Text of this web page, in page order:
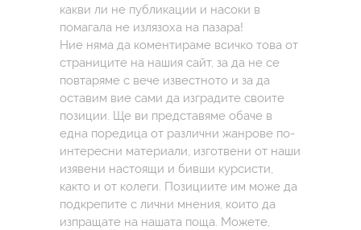
какви ли не публикации и насоки в
помагала не излязоха на пазара!
Ние няма да коментираме всичко това от
страниците на нашия сайт, за да не се
повтаряме с вече известното и за да
оставим вие сами да изградите своите
позиции. Ще ви представяме обаче в
една поредица от различни жанрове по-
интересни материали, изготвени от наши
изявени настоящи и бивши курсисти,
както и от колеги. Позициите им може да
подкрепите с лични мнения, които да
изпращате на нашата поща. Можете,